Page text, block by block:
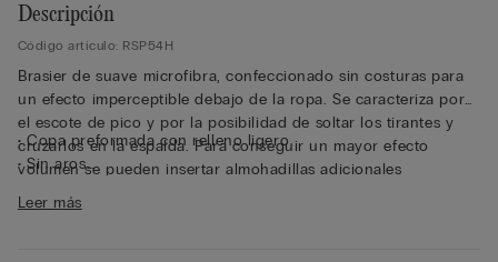
Descripción
Código artículo: RSP54H
Brasier de suave microfibra, confeccionado sin costuras para
un efecto imperceptible debajo de la ropa. Se caracteriza por
el escote de pico y por la posibilidad de soltar los tirantes y
cruzarlos en la espalda. Para conseguir un mayor efecto
volumen se pueden insertar almohadillas adicionales
acolchadas en el interior de la copa. Un modelo cómodo y
agradable que sujeta el pecho sin comprimirlo.
• Copa preformada con relleno ligero
• Sin aros
• Cierre en la parte trasera con corchetes
Leer más